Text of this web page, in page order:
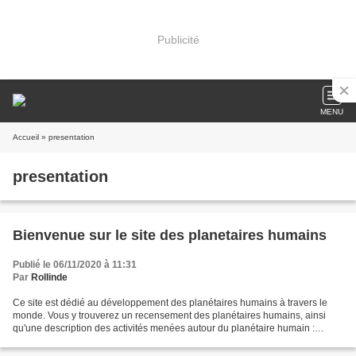
Publicité
MENU
Accueil » presentation
presentation
Bienvenue sur le site des planetaires humains
Publié le 06/11/2020 à 11:31
Par Rollinde
Ce site est dédié au développement des planétaires humains à travers le
monde. Vous y trouverez un recensement des planétaires humains, ainsi
qu'une description des activités menées autour du planétaire humain :